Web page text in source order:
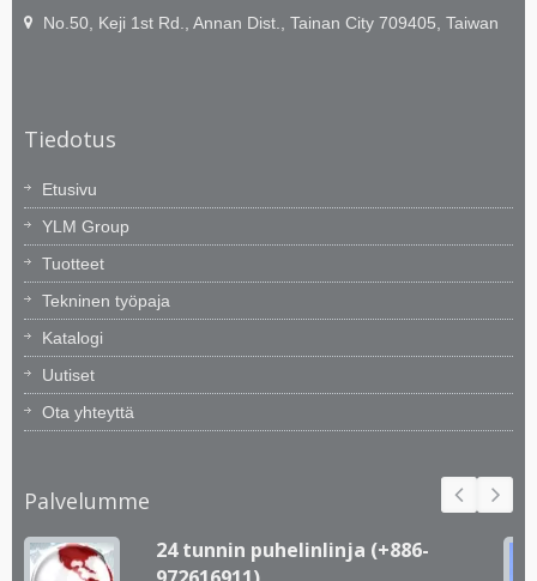
No.50, Keji 1st Rd., Annan Dist., Tainan City 709405, Taiwan
Tiedotus
Etusivu
YLM Group
Tuotteet
Tekninen työpaja
Katalogi
Uutiset
Ota yhteyttä
Palvelumme
24 tunnin puhelinlinja (+886-